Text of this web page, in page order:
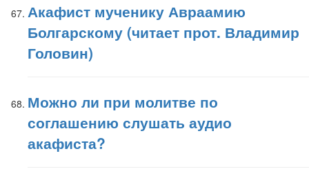
Акафист мученику Авраамию
Болгарскому (читает прот. Владимир
Головин)
Можно ли при молитве по
соглашению слушать аудио
акафиста?